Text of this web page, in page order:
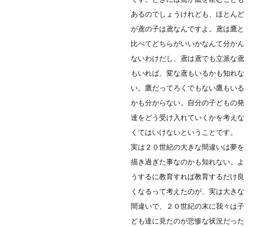
あるのでしょうけれども、ほとんど
が鳶の子は鳶なんですよ。鳶は鷹と
比べてどちらがいいかなんて分かん
ないわけだし、鳶は鳶でも立派な鳶
もいれば、変な鳶もいるかも知れな
い。鷹だってろくでもない鷹もいる
かも分からない。自分の子どもの発
達をどう受け入れていくかを考えな
くてはいけないということです。
実は２０世紀の大きな間違いは夢を
描き過ぎた事なのかも知れない。よ
うするに教育すれば教育するだけ良
くなるって考えたのが、実は大きな
間違いで、２０世紀の末に我々は子
ども達に見たのが悲惨な状況だった